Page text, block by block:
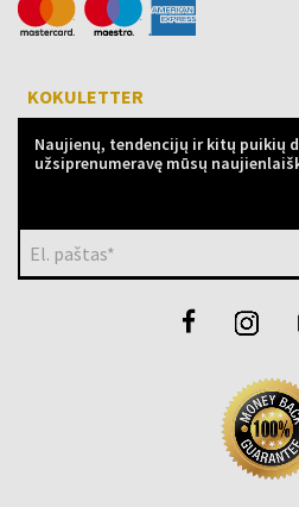
KOKULETTER
Naujienų, tendencijų ir kitų puikių
užsiprenumeravę mūsų
El. paštas*